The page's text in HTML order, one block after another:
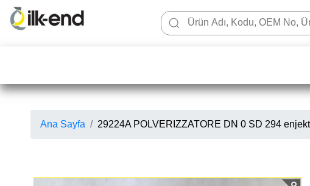
Ana Sayfa 29224A POLVERIZZATORE DN 0 SD 294